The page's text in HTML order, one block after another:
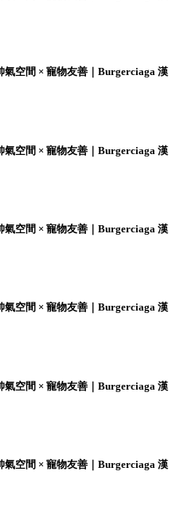
氣空間 × 寵物友善｜Burgerciaga 漢
氣空間 × 寵物友善｜Burgerciaga 漢
氣空間 × 寵物友善｜Burgerciaga 漢
氣空間 × 寵物友善｜Burgerciaga 漢
氣空間 × 寵物友善｜Burgerciaga 漢
氣空間 × 寵物友善｜Burgerciaga 漢